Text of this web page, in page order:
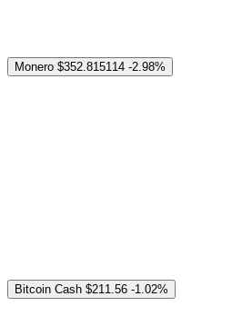
Monero $352.815114 -2.98%
Bitcoin Cash $211.56 -1.02%